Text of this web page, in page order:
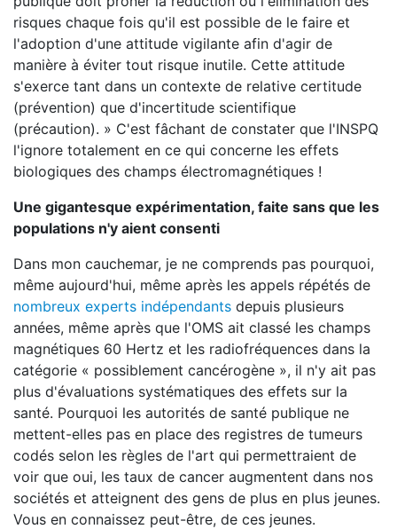
risques chaque fois qu'il est possible de le faire et
l'adoption d'une attitude vigilante afin d'agir de
manière à éviter tout risque inutile. Cette attitude
s'exerce tant dans un contexte de relative certitude
(prévention) que d'incertitude scientifique
(précaution). » C'est fâchant de constater que l'INSPQ
l'ignore totalement en ce qui concerne les effets
biologiques des champs électromagnétiques !
Une gigantesque expérimentation, faite sans que les
populations n'y aient consenti
Dans mon cauchemar, je ne comprends pas pourquoi,
même aujourd'hui, même après les appels répétés de
nombreux experts indépendants depuis plusieurs
années, même après que l'OMS ait classé les champs
magnétiques 60 Hertz et les radiofréquences dans la
catégorie « possiblement cancérogène », il n'y ait pas
plus d'évaluations systématiques des effets sur la
santé. Pourquoi les autorités de santé publique ne
mettent-elles pas en place des registres de tumeurs
codés selon les règles de l'art qui permettraient de
voir que oui, les taux de cancer augmentent dans nos
sociétés et atteignent des gens de plus en plus jeunes.
Vous en connaissez peut-être, de ces jeunes.